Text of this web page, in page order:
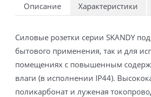
Описание Характеристики
Силовые розетки серии SKANDY
бытового применения, так и для
помещениях с повышенным
влаги (в исполнении IP44).
поликарбонат и луженая